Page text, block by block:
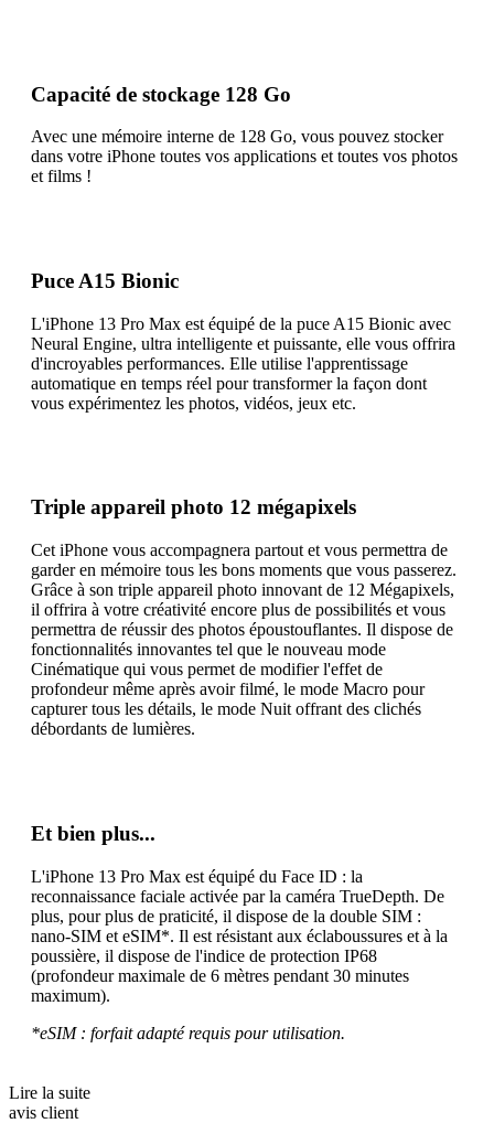
Capacité de stockage 128 Go
Avec une mémoire interne de 128 Go, vous pouvez stocker
dans votre iPhone toutes vos applications et toutes vos photos
et films !
Puce A15 Bionic
L'iPhone 13 Pro Max est équipé de la puce A15 Bionic avec
Neural Engine, ultra intelligente et puissante, elle vous offrira
d'incroyables performances. Elle utilise l'apprentissage
automatique en temps réel pour transformer la façon dont
vous expérimentez les photos, vidéos, jeux etc.
Triple appareil photo 12 mégapixels
Cet iPhone vous accompagnera partout et vous permettra de
garder en mémoire tous les bons moments que vous passerez.
Grâce à son triple appareil photo innovant de 12 Mégapixels,
il offrira à votre créativité encore plus de possibilités et vous
permettra de réussir des photos époustouflantes. Il dispose de
fonctionnalités innovantes tel que le nouveau mode
Cinématique qui vous permet de modifier l'effet de
profondeur même après avoir filmé, le mode Macro pour
capturer tous les détails, le mode Nuit offrant des clichés
débordants de lumières.
Et bien plus...
L'iPhone 13 Pro Max est équipé du Face ID : la
reconnaissance faciale activée par la caméra TrueDepth. De
plus, pour plus de praticité, il dispose de la double SIM :
nano-SIM et eSIM*. Il est résistant aux éclaboussures et à la
poussière, il dispose de l'indice de protection IP68
(profondeur maximale de 6 mètres pendant 30 minutes
maximum).
*eSIM : forfait adapté requis pour utilisation.
Lire la suite
avis client